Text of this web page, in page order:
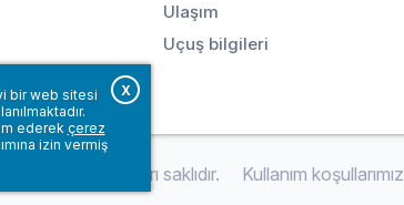
bir web sitesi
ederek çerez
izin vermiş
X
Ulaşım
Uçuş bilgileri
Tüm hakları saklıdır. Kullanım koşullarımız